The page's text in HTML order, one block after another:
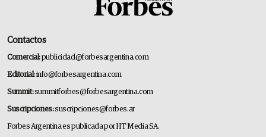
Contactos
Comercial:publicidad@forbesargentina.com
Editorial:info@forbesargentina.com
Summit:summitforbes@forbesargentina.com
Suscripciones:suscripciones@forbes.ar
Forbes Argentina es publicada por HT Media SA.